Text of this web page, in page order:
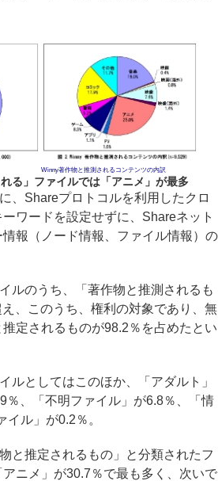
Winny著作物と推測されるコンテンツの内訳
る」ファイルでは「アニメ」が最多
、Shareプロトコルを利用したクロ
ワードを設定せずに、Shareネット
報（ノード情報、ファイル情報）の
ルのうち、「著作物と推測されるも
、このうち、権利の対象であり、無
定されるものが98.2％を占めたとい
ルとしてはこのほか、「アダルト」
％、「不明ファイル」が6.8％、「情
ル」が0.2％。
と推定されるもの」と分類されたフ
ニメ」が30.7％で最も多く、次いで